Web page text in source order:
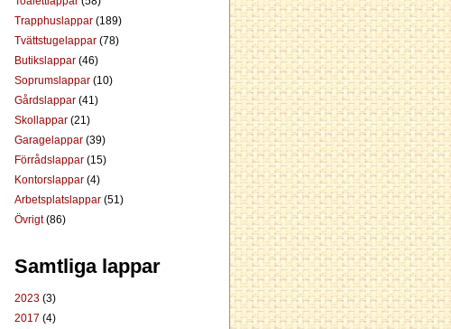
Trapphuslappar (189)
Tvättstugelappar (78)
Butikslappar (46)
Soprumslappar (10)
Gårdslappar (41)
Skollappar (21)
Garagelappar (39)
Förrådslappar (15)
Kontorslappar (4)
Arbetsplatslappar (51)
Övrigt(86)
Samtliga lappar
2023 (3)
2017 (4)